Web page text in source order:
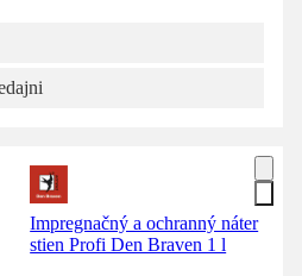
Impregnačný a ochranný náter
stien Profi Den Braven 1 l